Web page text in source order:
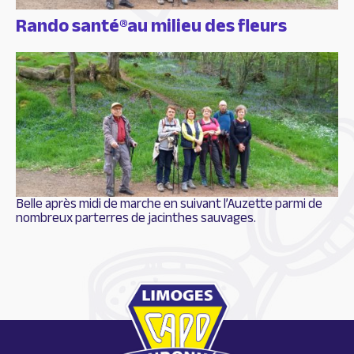
Rando santé®au milieu des fleurs
Belle après midi de marche en suivant l’Auzette parmi de
nombreux parterres de jacinthes sauvages.